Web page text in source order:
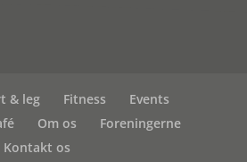
& leg Fitness
Events
Om os
Foreningerne
Kontakt os